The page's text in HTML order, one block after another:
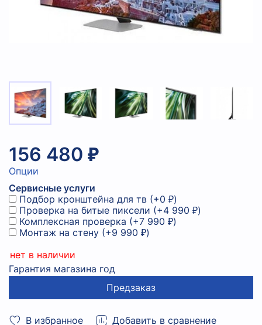
В избранное Добавить в сравнение
156 480 ₽
Опции
Сервисные услуги
Подбор кронштейна для тв (+0 ₽)
Проверка на битые пиксели (+4 990 ₽)
Комплексная проверка (+7 990 ₽)
Монтаж на стену (+9 990 ₽)
нет в наличии
Гарантия магазина год
Предзаказ